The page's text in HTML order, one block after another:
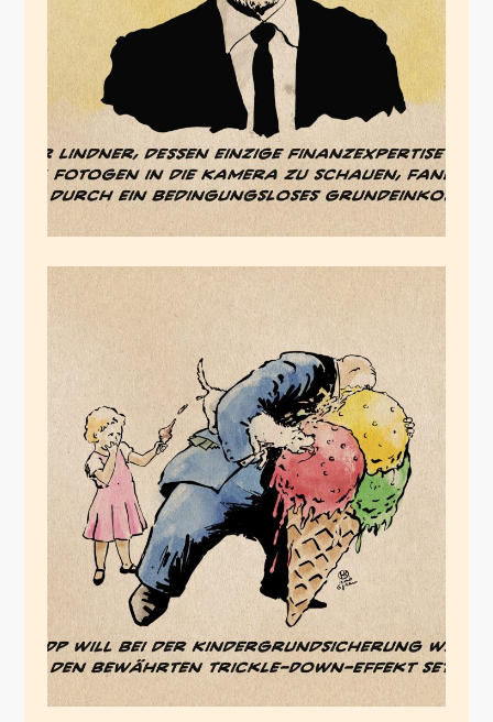
Bürgergeldmillionär
August 5, 2024
Die FDP hasst alle
Kinder, ausser es sind
reiche Kinder
Juli 13, 2024